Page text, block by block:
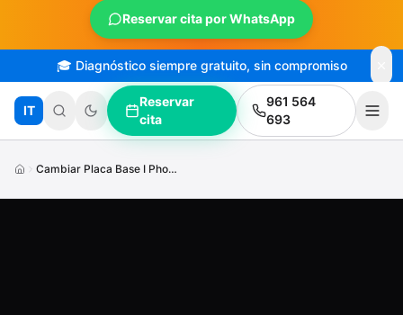
Reservar cita por WhatsApp
🎓 Diagnóstico siempre gratuito, sin compromiso
IT
Reservar
cita
961 564
693
Cambiar Placa Base I Phone X S Max